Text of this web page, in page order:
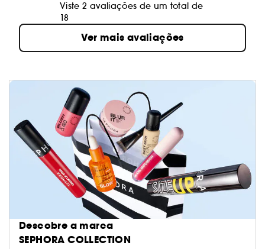
Viste 2 avaliações de um total de
18
Ver mais avaliações
Descobre a marca
SEPHORA COLLECTION